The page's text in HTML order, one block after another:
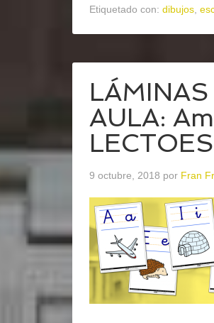
Etiquetado con: dibujos
AULA:
9 octubre, 2018 por Fran